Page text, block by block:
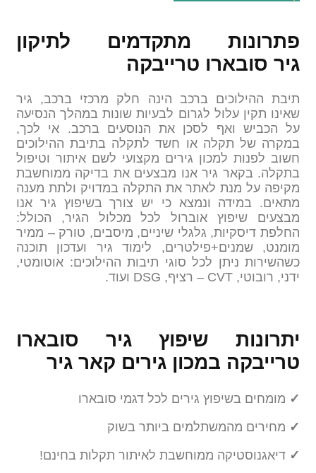
פתרונות מתקדמים לתיקון
גיר סובארו טרייבקה
תיבת ההילוכים ברכב הינה חלק מרכזי ברכב, גיר
שאינו תקין עלול לגרום לבעיות שונות במהלך הנסיעה
על הכביש ואף לסכן את הנוסעים ברכב. אי לכך,
במקרה של תקלה או חשד לתקלה בתיבת ההילוכים
חשוב לפנות למכון גירים מקצועי לשם איתור וטיפול
בתקלה. בקאר גיר אנו מבצעים את בדיקה ממוחשבת
מקיפה על מנת לאתר את התקלה במדויק ולתת מענה
מתאים. במידה ונמצא כי יש צורך בשיפוץ גיר אנו
מבצעים שיפוץ אוברול לכל מכלול הגיר, הכולל:
החלפת דיסקיות, גלגלי שיניים, מיסבים, טורק – ממיר
מומנט, שמנים+פילטרים, לימוד גיר ועדכון תוכנה
כשהשירות ניתן לכל סוגי תיבות ההילוכים: אוטומטי,
ידני, רובוטי, CVT – רציף, DSG ועוד.
יתרונות שיפוץ גיר סובארו
טרייבקה במכון גירים קאר גיר
✓ מומחים בשיפוץ גירים לכל דגמי סובארו
✓ מחירים מהמשתלמים ביותר בשוק
✓ דיאגנוסטיקה ממוחשבת לאיתור תקלות בחינם!